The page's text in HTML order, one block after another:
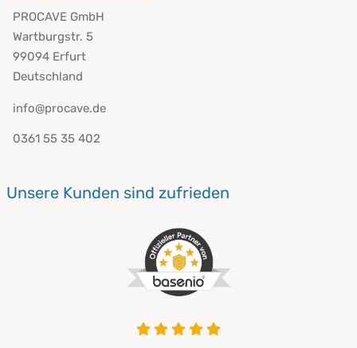
PROCAVE GmbH
Wartburgstr. 5
99094 Erfurt
Deutschland
info@procave.de
0361 55 35 402
Unsere Kunden sind zufrieden
4.9 von 5